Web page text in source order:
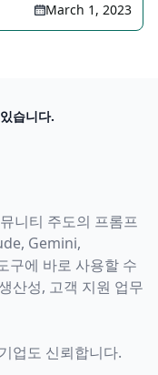
March 1, 2023
습니다.
니티 주도의 프롬프
Gemini,
구에 바로 사용할 수
산성, 고객 지원 업무
업도 신뢰합니다.